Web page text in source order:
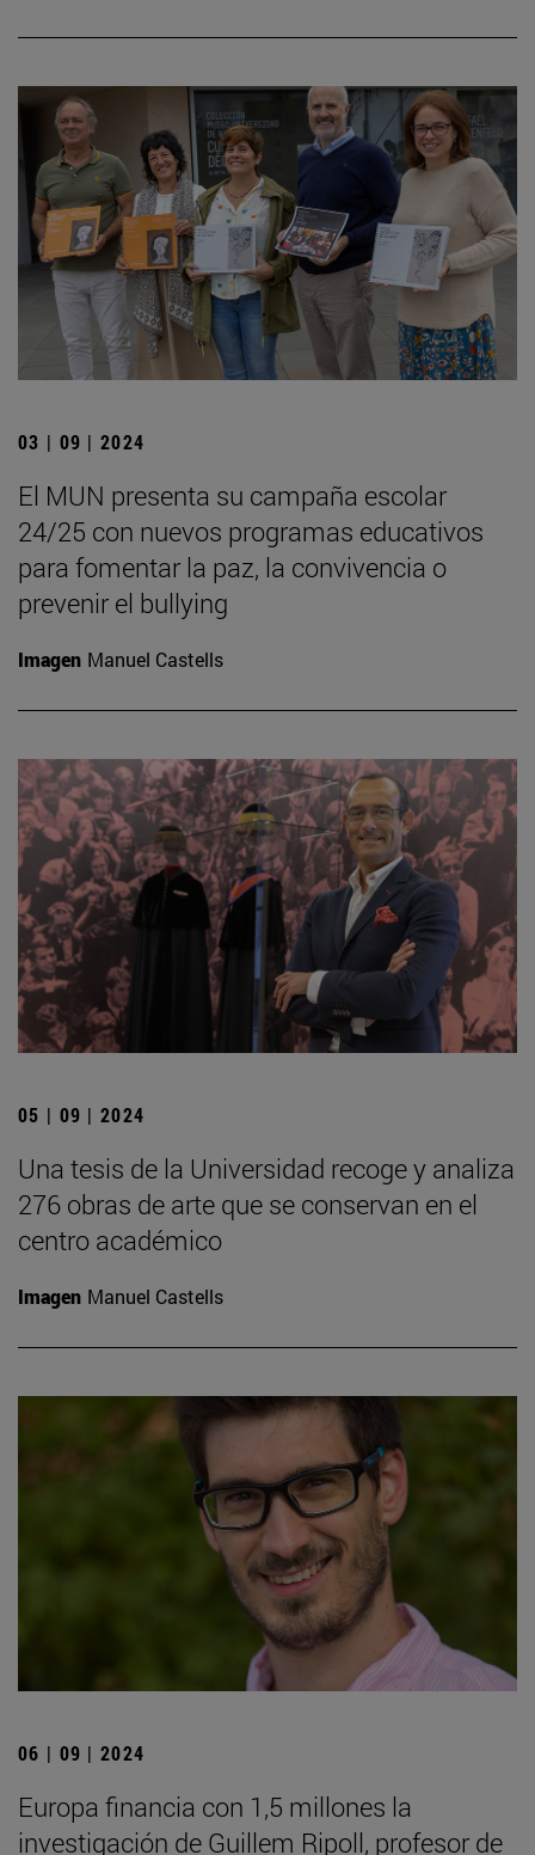
03 | 09 | 2024
El MUN presenta su campaña escolar
24/25 con nuevos programas educativos
para fomentar la paz, la convivencia o
prevenir el bullying
Imagen Manuel Castells
05 | 09 | 2024
Una tesis de la Universidad recoge y analiza
276 obras de arte que se conservan en el
centro académico
Imagen Manuel Castells
06 | 09 | 2024
Europa financia con 1,5 millones la
investigación de Guillem Ripoll, profesor de